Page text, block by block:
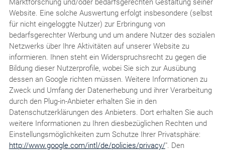
Website. Eine solche Auswertung erfolgt insbesondere (selbst
für nicht eingeloggte Nutzer) zur Erbringung von
bedarfsgerechter Werbung und um andere Nutzer des sozialen
Netzwerks über Ihre Aktivitäten auf unserer Website zu
informieren. Ihnen steht ein Widerspruchsrecht zu gegen die
Bildung dieser Nutzerprofile, wobei Sie sich zur Ausübung
dessen an Google richten müssen. Weitere Informationen zu
Zweck und Umfang der Datenerhebung und ihrer Verarbeitung
durch den Plug-in-Anbieter erhalten Sie in den
Datenschutzerklärungen des Anbieters. Dort erhalten Sie auch
weitere Informationen zu Ihren diesbezüglichen Rechten und
Einstellungsmöglichkeiten zum Schutze Ihrer Privatsphäre:
http://www.google.com/intl/de/policies/privacy/". Den